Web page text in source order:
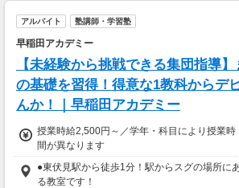
アルバイト 塾講師・学習塾
早稲田アカデミー
【未経験から挑戦できる集団指導
の基礎を習得！得意な1教科からデ
んか！｜早稲田アカデミー
授業時給2,500円～／学年・科目により授業時
間が異なります
●東伏見駅から徒歩1分！駅からスグの場所に
る教室です！